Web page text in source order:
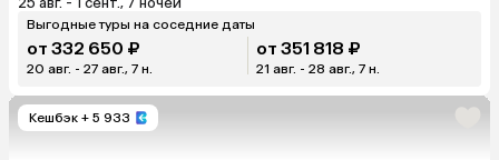
Выгодные туры на соседние даты
от 332 650 ₽
20 авг. - 27 авг., 7 н.
от 351 818 ₽
21 авг. - 28 авг., 7 н.
Кешбэк + 5 933